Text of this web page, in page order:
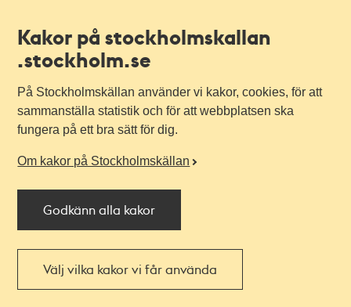
Kakor på stockholmskallan
.stockholm.se
På Stockholmskällan använder vi kakor, cookies, för att
sammanställa statistik och för att webbplatsen ska
fungera på ett bra sätt för dig.
Om kakor på Stockholmskällan
Godkänn alla kakor
Välj vilka kakor vi får använda